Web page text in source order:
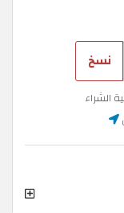
نسخ
الشراء